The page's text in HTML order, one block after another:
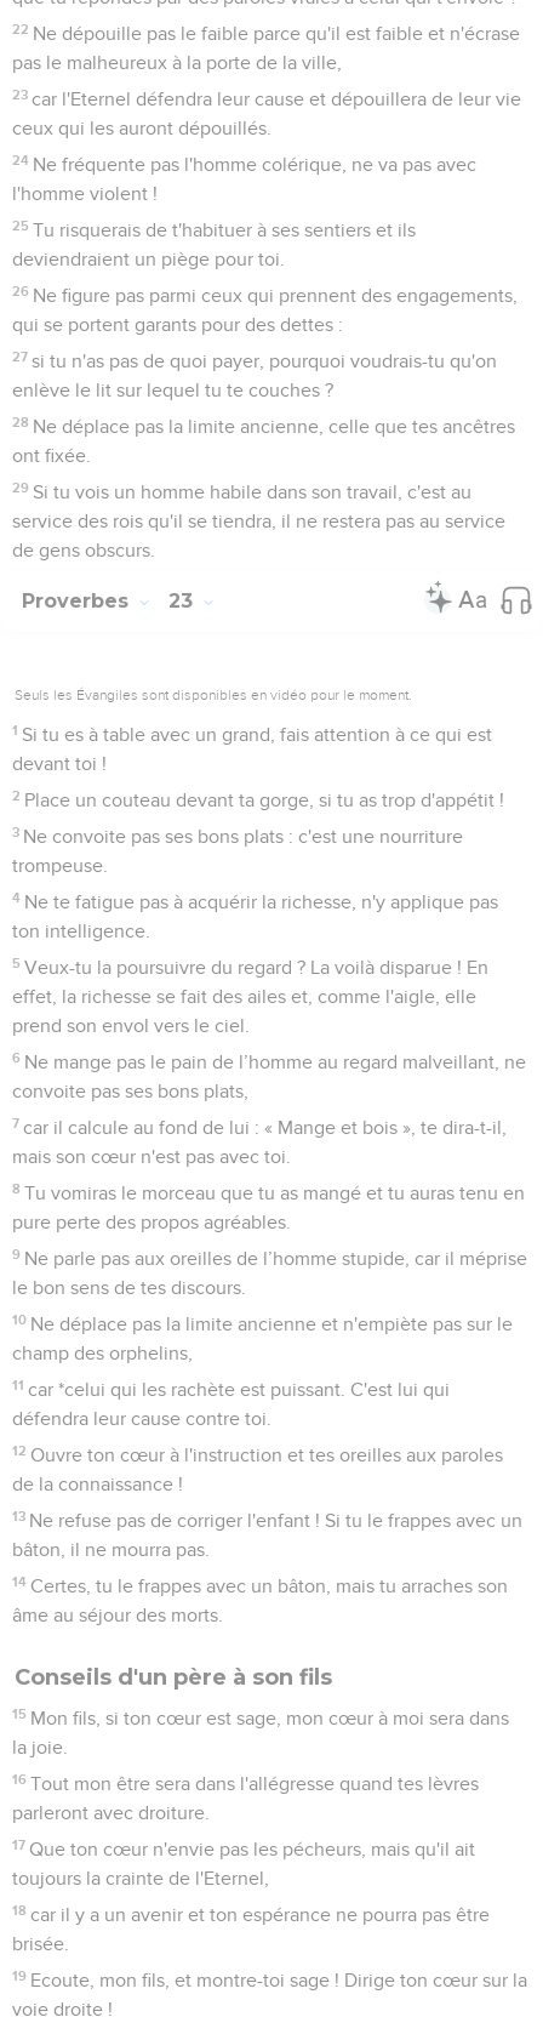
22 Ne dépouille pas le faible parce qu'il est faible et n'écrase
pas le malheureux à la porte de la ville,
23 car l'Eternel défendra leur cause et dépouillera de leur vie
ceux qui les auront dépouillés.
24 Ne fréquente pas l'homme colérique, ne va pas avec
l'homme violent !
25 Tu risquerais de t'habituer à ses sentiers et ils
deviendraient un piège pour toi.
26 Ne figure pas parmi ceux qui prennent des engagements,
qui se portent garants pour des dettes :
27 si tu n'as pas de quoi payer, pourquoi voudrais-tu qu'on
enlève le lit sur lequel tu te couches ?
28 Ne déplace pas la limite ancienne, celle que tes ancêtres
ont fixée.
29 Si tu vois un homme habile dans son travail, c'est au
service des rois qu'il se tiendra, il ne restera pas au service
de gens obscurs.
Proverbes 23
Seuls les Évangiles sont disponibles en vidéo pour le moment.
1 Si tu es à table avec un grand, fais attention à ce qui est
devant toi !
2 Place un couteau devant ta gorge, si tu as trop d'appétit !
3 Ne convoite pas ses bons plats : c'est une nourriture
trompeuse.
4 Ne te fatigue pas à acquérir la richesse, n'y applique pas
ton intelligence.
5 Veux-tu la poursuivre du regard ? La voilà disparue ! En
effet, la richesse se fait des ailes et, comme l'aigle, elle
prend son envol vers le ciel.
6 Ne mange pas le pain de l’homme au regard malveillant, ne
convoite pas ses bons plats,
7 car il calcule au fond de lui : « Mange et bois », te dira-t-il,
mais son cœur n'est pas avec toi.
8 Tu vomiras le morceau que tu as mangé et tu auras tenu en
pure perte des propos agréables.
9 Ne parle pas aux oreilles de l’homme stupide, car il méprise
le bon sens de tes discours.
10 Ne déplace pas la limite ancienne et n'empiète pas sur le
champ des orphelins,
11 car *celui qui les rachète est puissant. C'est lui qui
défendra leur cause contre toi.
12 Ouvre ton cœur à l'instruction et tes oreilles aux paroles
de la connaissance !
13 Ne refuse pas de corriger l'enfant ! Si tu le frappes avec un
bâton, il ne mourra pas.
14 Certes, tu le frappes avec un bâton, mais tu arraches son
âme au séjour des morts.
Conseils d'un père à son fils
15 Mon fils, si ton cœur est sage, mon cœur à moi sera dans
la joie.
16 Tout mon être sera dans l'allégresse quand tes lèvres
parleront avec droiture.
17 Que ton cœur n'envie pas les pécheurs, mais qu'il ait
toujours la crainte de l'Eternel,
18 car il y a un avenir et ton espérance ne pourra pas être
brisée.
19 Ecoute, mon fils, et montre-toi sage ! Dirige ton cœur sur la
voie droite !